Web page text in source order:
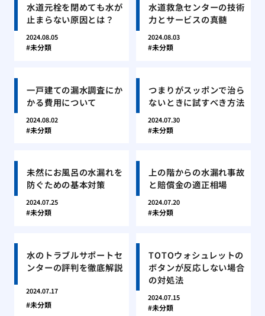
水道元栓を閉めても水が
止まらない原因とは？
2024.08.05
未分類
水道救急センターの技術
力とサービスの真髄
2024.08.03
未分類
一戸建ての漏水調査にか
かる費用について
2024.08.02
未分類
つまりがスッポンで治ら
ないときに試すべき方法
2024.07.30
未分類
未然にお風呂の水漏れを
防ぐための基本対策
2024.07.25
未分類
上の階からの水漏れ事故
と賠償金の適正相場
2024.07.20
未分類
水のトラブルサポートセ
ンターの評判を徹底解説
2024.07.17
未分類
TOTOウォシュレットの
ボタンが反応しない場合
の対処法
2024.07.15
未分類